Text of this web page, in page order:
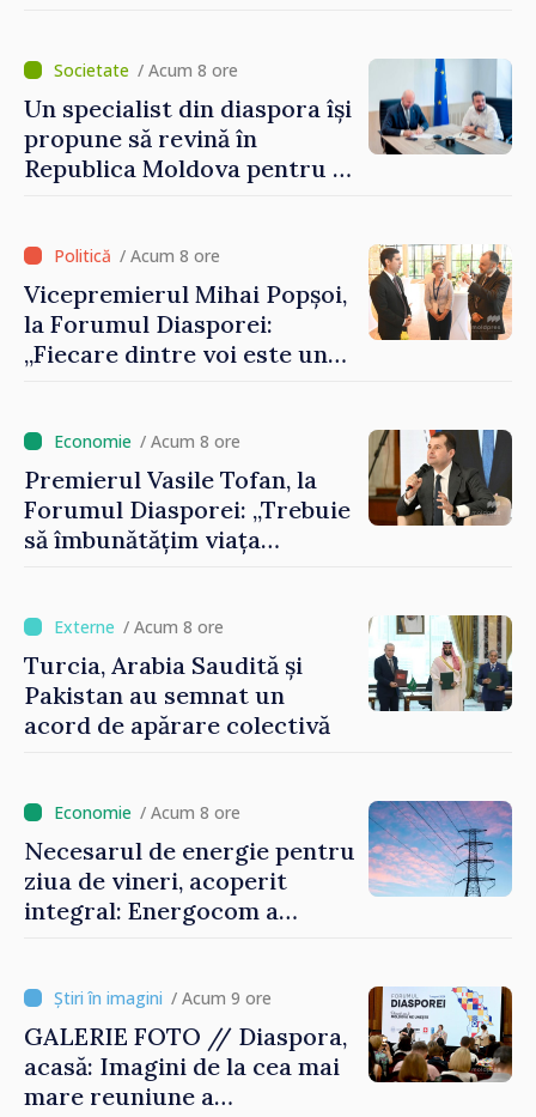
/ Acum 8 ore
Un specialist din diaspora își
propune să revină în
Republica Moldova pentru a
/ Acum 8 ore
Vicepremierul Mihai Popșoi,
la Forumul Diasporei:
„Fiecare dintre voi este un
imaginii Republicii Moldova”
/ Acum 8 ore
Premierul Vasile Tofan, la
Forumul Diasporei: „Trebuie
să îmbunătățim viața
/ Acum 8 ore
Turcia, Arabia Saudită și
Pakistan au semnat un
acord de apărare colectivă
/ Acum 8 ore
Necesarul de energie pentru
ziua de vineri, acoperit
integral: Energocom a
/ Acum 9 ore
GALERIE FOTO // Diaspora,
acasă: Imagini de la cea mai
mare reuniune a